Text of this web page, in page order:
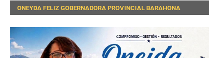
ONEYDA FELIZ GOBERNADORA PROVINCIAL BARAHONA